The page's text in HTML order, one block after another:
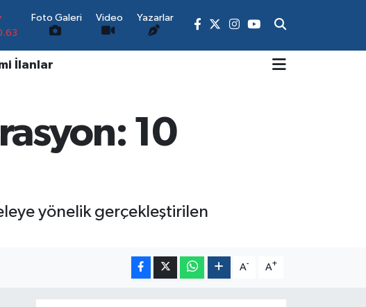
Foto Galeri Video Yazarlar
İlanlar
10
yönelik gerçekleştirilen
A- A+